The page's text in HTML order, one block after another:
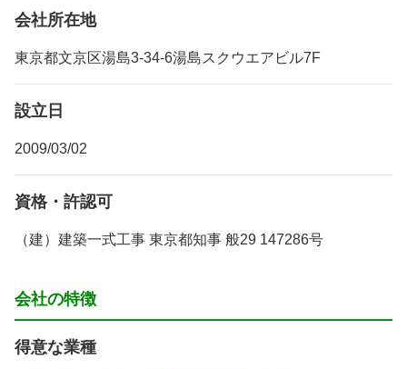
会社所在地
東京都文京区湯島3-34-6湯島スクウエアビル7F
設立日
2009/03/02
資格・許認可
（建）建築一式工事 東京都知事 般29 147286号
会社の特徴
得意な業種